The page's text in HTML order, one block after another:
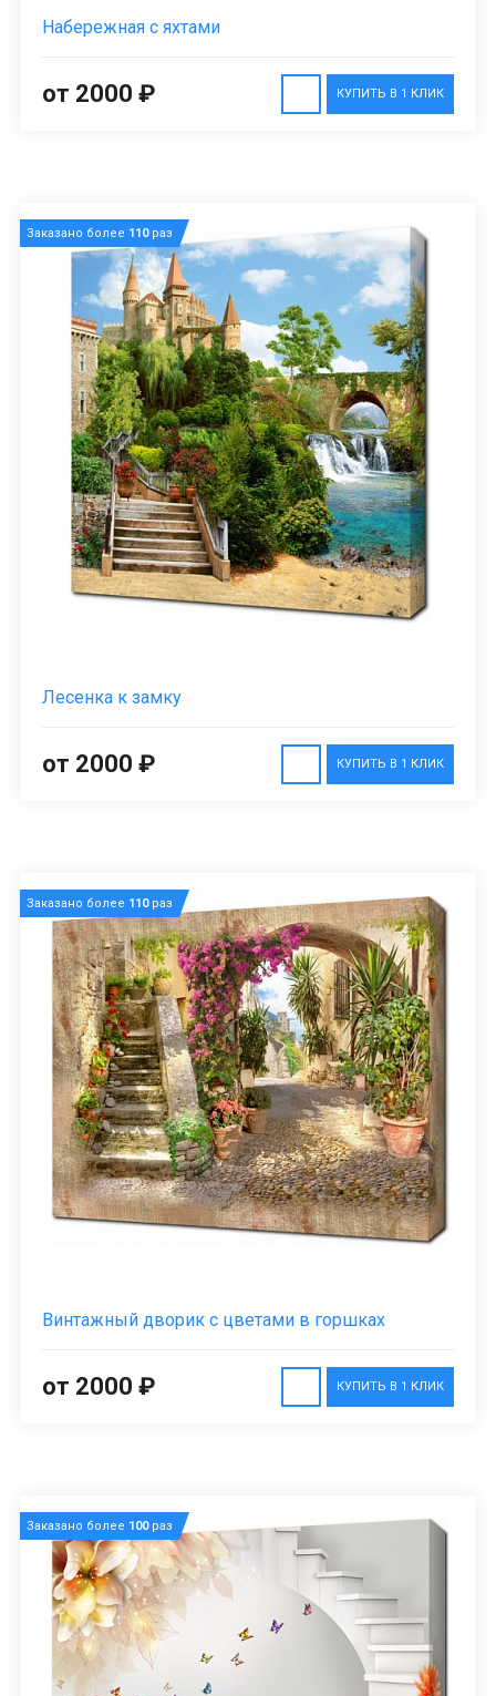
Набережная с яхтами
КУПИТЬ В 1 КЛИК
от 2000 ₽
Заказано более 110раз
Лесенка к замку
КУПИТЬ В 1 КЛИК
от 2000 ₽
Заказано более 110раз
Винтажный дворик с цветами в горшках
КУПИТЬ В 1 КЛИК
от 2000 ₽
Заказано более 100раз